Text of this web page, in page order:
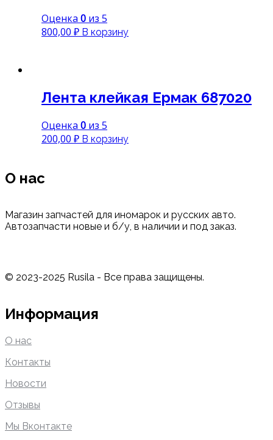
Оценка 0 из 5
800,00 ₽ В корзину
Лента клейкая Ермак 687020
Оценка 0 из 5
200,00 ₽ В корзину
О нас
Магазин запчастей для иномарок и русских авто.
Автозапчасти новые и б/у, в наличии и под заказ.
© 2023-2025 Rusila - Все права защищены.
Информация
О нас
Контакты
Новости
Отзывы
Мы Вконтакте